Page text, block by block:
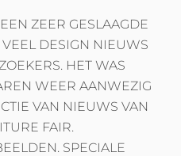
ZEER GESLAAGDE
VEEL DESIGN NIEUWS
HET WAS
WEER AANWEZIG
VAN NIEUWS VAN
FAIR.
SPECIALE